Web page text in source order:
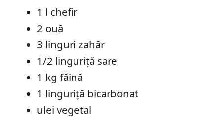
1 l chefir
2 ouă
3 linguri zahăr
1/2 linguriță sare
1 kg făină
1 linguriță bicarbonat
ulei vegetal